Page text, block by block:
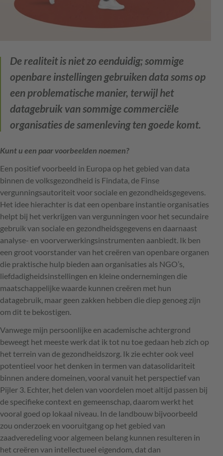
De realiteit is niet zo eenduidig; sommige
openbare instellingen gebruiken data soms op
een problematische manier, terwijl het
datagebruik van sommige commerciële
organisaties de samenleving ten goede komt.
Kunt u een paar voorbeelden noemen?
Een positief voorbeeld in Europa op het gebied van data
binnen de volksgezondheid is Findata, de Finse
vergunningsautoriteit voor sociale en gezondheidsgegevens.
Het idee hierachter is dat een openbare instantie organisaties
helpt bij het verkrijgen van vergunningen voor het secundaire
gebruik van sociale en gezondheidsgegevens en daarnaast
analyse- en voorverwerkingsinstrumenten aanbiedt. Ik ben
een groot voorstander van het creëren van openbare organen
die praktische hulp bieden aan organisaties als NGO’s,
liefdadigheidsinstellingen en kleine ondernemingen die
maatschappelijke waarde kunnen creëren met hun
datagebruik, maar geen zakken hebben die diep genoeg zijn
om dit te bekostigen.
Vanwege mijn persoonlijke en academische achtergrond
beweegt het meeste werk dat ik tot nu toe gedaan heb zich op
het terrein van de gezondheidszorg. Ik zie echter ook veel
potentieel voor het denken in termen van datasolidariteit
binnen andere domeinen, vooral vanuit het perspectief van
Pijler 3. Echter, het delen van voordelen moet altijd passen bij
de specifieke context en gemeenschap, daarom werkt het
vooral goed op lokaal niveau. In de landbouw bijvoorbeeld
zou onderzoek en vooruitgang op het gebied van
zaadveredeling voor algemeen belang kunnen resulteren in
het creëren van intellectueel eigendom, dat dan